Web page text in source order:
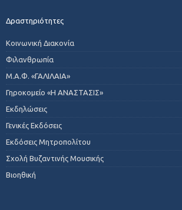
Δραστηριότητες
Κοινωνική Διακονία
Φιλανθρωπία
Μ.Α.Φ. «ΓΑΛΙΛΑΙΑ»
Γηροκομείο «Η ΑΝΑΣΤΑΣΙΣ»
Εκδηλώσεις
Γενικές Εκδόσεις
Εκδόσεις Μητροπολίτου
Σχολή Βυζαντινής Μουσικής
Βιοηθική